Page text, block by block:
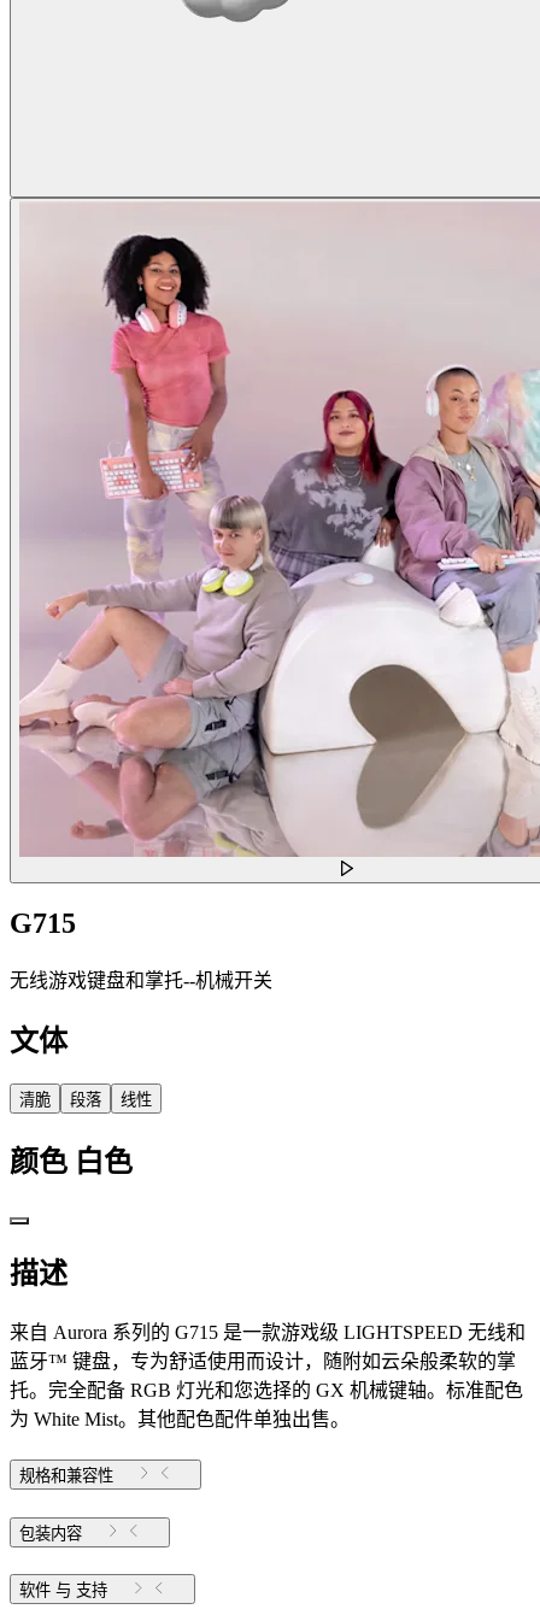
G715
无线游戏键盘和掌托--机械开关
文体
清脆 段落 线性
颜色 白色
描述
来自 Aurora 系列的 G715 是一款游戏级 LIGHTSPEED 无线和
蓝牙™ 键盘，专为舒适使用而设计，随附如云朵般柔软的掌
托。完全配备 RGB 灯光和您选择的 GX 机械键轴。标准配色
为 White Mist。其他配色配件单独出售。
规格和兼容性
包装内容
软件 与 支持